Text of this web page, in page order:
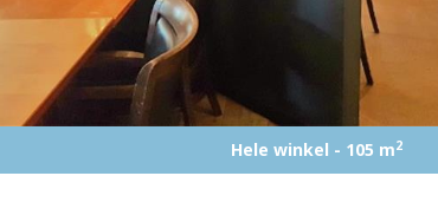
Hele winkel - 105 m2